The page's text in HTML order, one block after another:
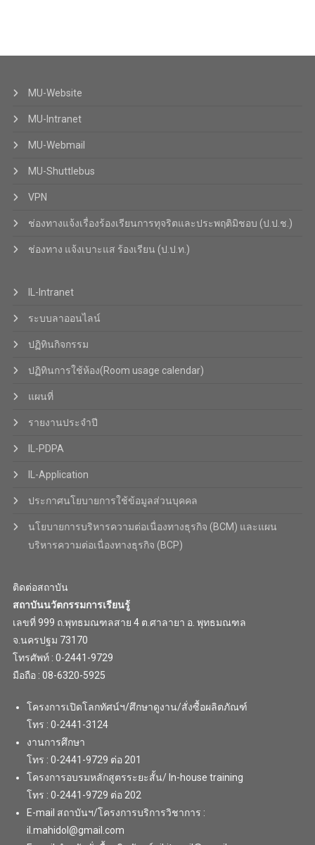
MU-Website
MU-Intranet
MU-Webmail
MU-Shuttlebus
VPN
ช่องทางแจ้งเรื่องร้องเรียนการทุจริตและประพฤติมิชอบ (ป.ป.ช.)
ช่องทาง แจ้งเบาะแส ร้องเรียน (ป.ป.ท.)
IL-Intranet
ระบบลาออนไลน์
ปฏิทินกิจกรรม
ปฏิทินการใช้ห้อง(Room usage calendar)
แผนที่
รายงานประจำปี
IL-PDPA
IL-Application
ประกาศนโยบายการใช้ข้อมูลส่วนบุคคล
นโยบายการบริหารความต่อเนื่องทางธุรกิจ (BCM) และแผน
บริหารความต่อเนื่องทางธุรกิจ (BCP)
ติดต่อสถาบัน
สถาบันนวัตกรรมการเรียนรู้
เลขที่ 999 ถ.พุทธมณฑลสาย 4 ต.ศาลายา อ. พุทธมณฑล
จ.นครปฐม 73170
โทรศัพท์ : 0-2441-9729
มือถือ : 08-6320-5925
โครงการเปิดโลกทัศน์ฯ/ศึกษาดูงาน/สั่งซื้อผลิตภัณฑ์
โทร : 0-2441-3124
งานการศึกษา
โทร : 0-2441-9729 ต่อ 201
โครงการอบรมหลักสูตรระยะสั้น/ In-house training
โทร : 0-2441-9729 ต่อ 202
E-mail สถาบันฯ/โครงการบริการวิชาการ :
il.mahidol@gmail.com